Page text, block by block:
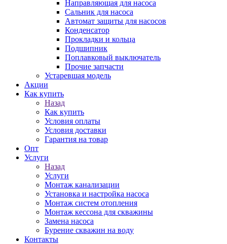
Направляющая для насоса
Сальник для насоса
Автомат защиты для насосов
Конденсатор
Прокладки и кольца
Подшипник
Поплавковый выключатель
Прочие запчасти
Устаревшая модель
Акции
Как купить
Назад
Как купить
Условия оплаты
Условия доставки
Гарантия на товар
Опт
Услуги
Назад
Услуги
Монтаж канализации
Установка и настройка насоса
Монтаж систем отопления
Монтаж кессона для скважины
Замена насоса
Бурение скважин на воду
Контакты